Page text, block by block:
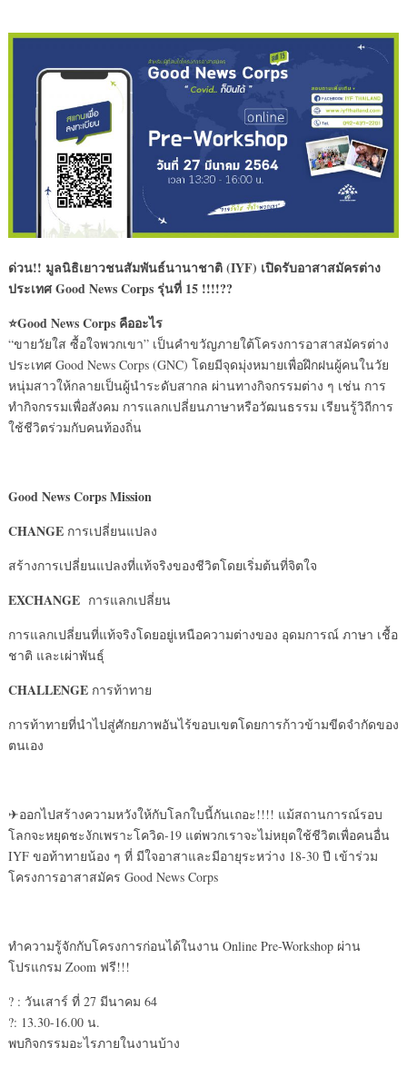
ด่วน!! มูลนิธิเยาวชนสัมพันธ์นานาชาติ (IYF) เปิดรับอาสาสมัครต่าง
ประเทศ Good News Corps รุ่นที่ 15 !!!!??
⭐Good News Corps คืออะไร
“ขายวัยใส ซื้อใจพวกเขา” เป็นคำขวัญภายใต้โครงการอาสาสมัครต่าง
ประเทศ Good News Corps (GNC) โดยมีจุดมุ่งหมายเพื่อฝึกฝนผู้คนในวัย
หนุ่มสาวให้กลายเป็นผู้นำระดับสากล ผ่านทางกิจกรรมต่าง ๆ เช่น การ
ทำกิจกรรมเพื่อสังคม การแลกเปลี่ยนภาษาหรือวัฒนธรรม เรียนรู้วิถีการ
ใช้ชีวิตร่วมกับคนท้องถิ่น
Good News Corps Mission
CHANGEการเปลี่ยนแปลง
สร้างการเปลี่ยนแปลงที่แท้จริงของชีวิตโดยเริ่มต้นที่จิตใจ
EXCHANGEการแลกเปลี่ยน
การแลกเปลี่ยนที่แท้จริงโดยอยู่เหนือความต่างของ อุดมการณ์ ภาษา เชื้อ
ชาติ และเผ่าพันธุ์
CHALLENGEการท้าทาย
การท้าทายที่นำไปสู่ศักยภาพอันไร้ขอบเขตโดยการก้าวข้ามขีดจำกัดของ
ตนเอง
✈ออกไปสร้างความหวังให้กับโลกใบนี้กันเถอะ!!!! แม้สถานการณ์รอบ
โลกจะหยุดชะงักเพราะโควิด-19 แต่พวกเราจะไม่หยุดใช้ชีวิตเพื่อคนอื่น
IYF ขอท้าทายน้อง ๆ ที่ มีใจอาสาและมีอายุระหว่าง 18-30 ปี เข้าร่วม
โครงการอาสาสมัคร Good News Corps
ทำความรู้จักกับโครงการก่อนได้ในงาน Online Pre-Workshop ผ่าน
โปรแกรม Zoom ฟรี!!!
? : วันเสาร์ ที่ 27 มีนาคม 64
?: 13.30-16.00 น.
พบกิจกรรมอะไรภายในงานบ้าง